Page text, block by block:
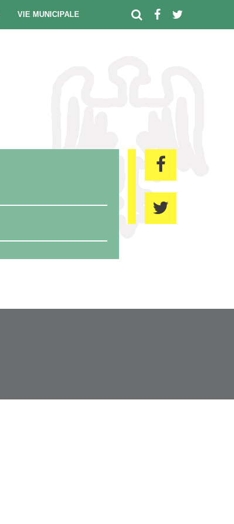
VIE MUNICIPALE